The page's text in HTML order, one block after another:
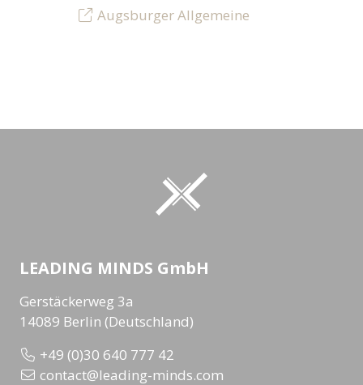
Augsburger Allgemeine
LEADING MINDS GmbH
Gerstäckerweg 3a
14089 Berlin (Deutschland)
+49 (0)30 640 777 42
contact@leading-minds.com